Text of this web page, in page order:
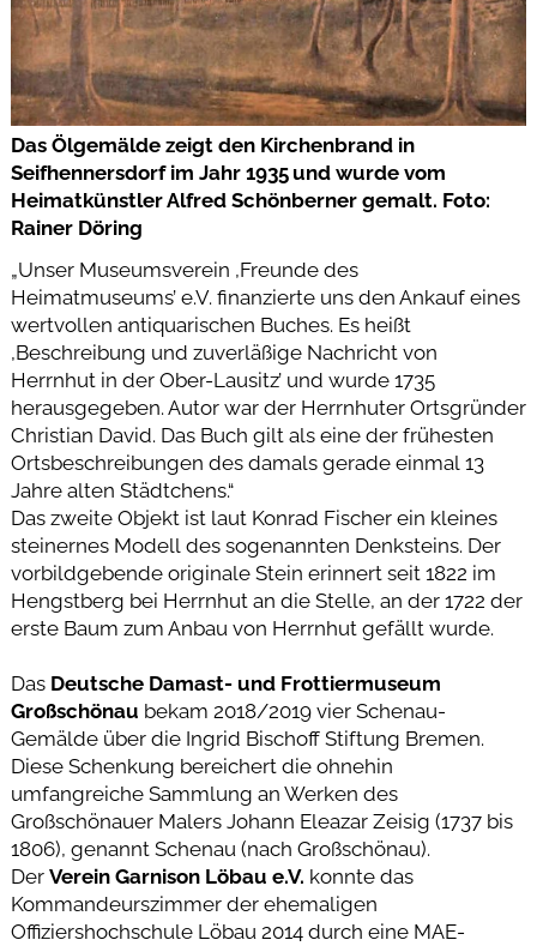
Das Ölgemälde zeigt den Kirchenbrand in
Seifhennersdorf im Jahr 1935 und wurde vom
Heimatkünstler Alfred Schönberner gemalt. Foto:
Rainer Döring
„Unser Museumsverein ,Freunde des
Heimatmuseums’ e.V. finanzierte uns den Ankauf eines
wertvollen antiquarischen Buches. Es heißt
,Beschreibung und zuverläßige Nachricht von
Herrnhut in der Ober-Lausitz’ und wurde 1735
herausgegeben. Autor war der Herrnhuter Ortsgründer
Christian David. Das Buch gilt als eine der frühesten
Ortsbeschreibungen des damals gerade einmal 13
Jahre alten Städtchens.“
Das zweite Objekt ist laut Konrad Fischer ein kleines
steinernes Modell des sogenannten Denksteins. Der
vorbildgebende originale Stein erinnert seit 1822 im
Hengstberg bei Herrnhut an die Stelle, an der 1722 der
erste Baum zum Anbau von Herrnhut gefällt wurde.
Das Deutsche Damast- und Frottiermuseum
Großschönau bekam 2018/2019 vier Schenau-
Gemälde über die Ingrid Bischoff Stiftung Bremen.
Diese Schenkung bereichert die ohnehin
umfangreiche Sammlung an Werken des
Großschönauer Malers Johann Eleazar Zeisig (1737 bis
1806), genannt Schenau (nach Großschönau).
Der Verein Garnison Löbau e.V. konnte das
Kommandeurszimmer der ehemaligen
Offiziershochschule Löbau 2014 durch eine MAE-